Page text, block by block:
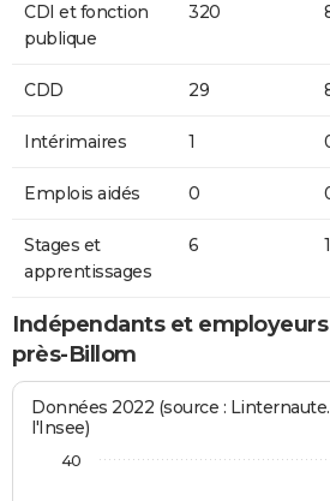
CDI et fonction
publique
320
CDD 29
Intérimaires 1
Emplois aidés 0
Stages et
apprentissages
6
Indépendants et
près-Billom
Données 2022 (source :
l'Insee)
40